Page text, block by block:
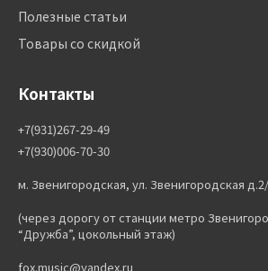
Полезные статьи
Товары со скидкой
Контакты
+7(931)267-29-49
+7(930)006-70-30
м. Звенигородская, ул. Звенигородская
(через дорогу от станции метро
“Дружба”, цокольный этаж)
fox.music@yandex.ru